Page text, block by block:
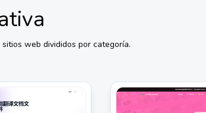
web divididos por categoría.